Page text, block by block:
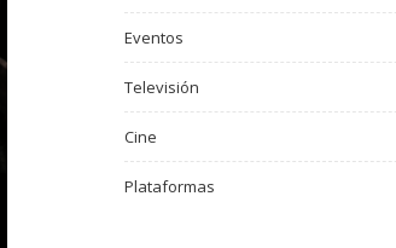
Eventos
Televisión
Cine
Plataformas